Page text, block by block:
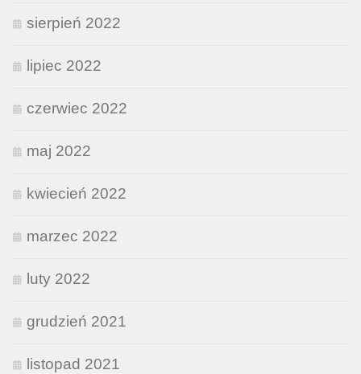
sierpień 2022
lipiec 2022
czerwiec 2022
maj 2022
kwiecień 2022
marzec 2022
luty 2022
grudzień 2021
listopad 2021